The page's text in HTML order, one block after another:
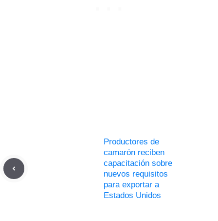
Productores de
camarón reciben
capacitación sobre
nuevos requisitos
para exportar a
Estados Unidos